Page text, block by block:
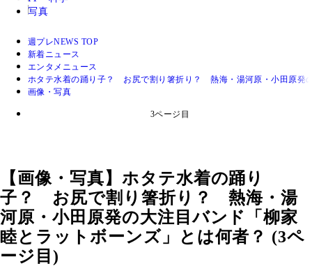
写真
週プレNEWS TOP
新着ニュース
エンタメニュース
ホタテ水着の踊り子？ お尻で割り箸折り？ 熱海・湯河原・小田原発
画像・写真
3ページ目
【画像・写真】ホタテ水着の踊り
子？ お尻で割り箸折り？ 熱海・湯
河原・小田原発の大注目バンド「柳家
睦とラットボーンズ」とは何者？ (3ペ
ージ目)